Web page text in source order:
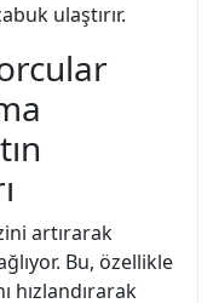
ulaştırır.
artırarak
Bu, özellikle
hızlandırarak